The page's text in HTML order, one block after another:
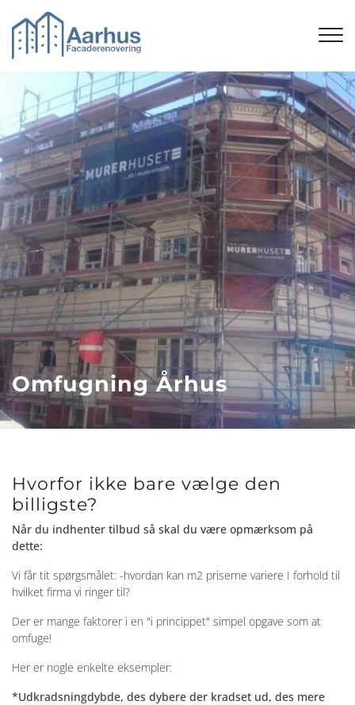
til
hovedindhold
Omfugning Århus
Hvorfor ikke bare vælge den
billigste?
Når du indhenter tilbud så skal du være opmærksom på
dette:
Vi får tit spørgsmålet: -hvordan kan m2 priserne variere I forhold til
hvilket firma vi ringer til?
Der er mange faktorer i en "i princippet" simpel opgave som at
omfuge!
Her er nogle enkelte eksempler:
*Udkradsningdybde, des dybere der kradset ud, des mere